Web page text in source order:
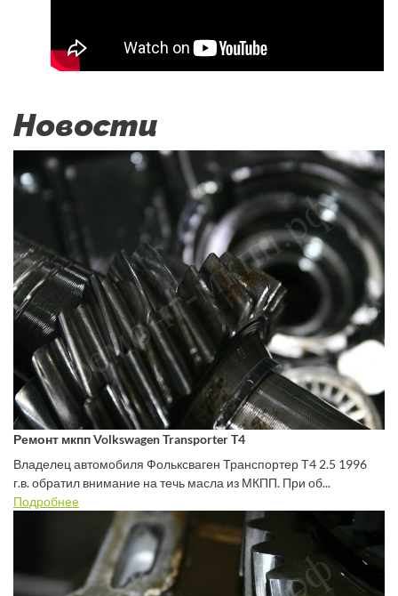
Новости
Ремонт мкпп Volkswagen Transporter T4
Владелец автомобиля Фольксваген Транспортер Т4 2.5 1996
г.в. обратил внимание на течь масла из МКПП. При об...
Подробнее